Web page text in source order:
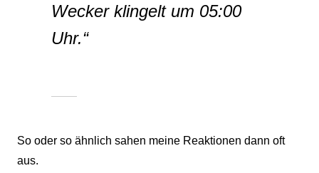
Wecker klingelt um 05:00
Uhr.“
So oder so ähnlich sahen meine Reaktionen dann oft
aus.